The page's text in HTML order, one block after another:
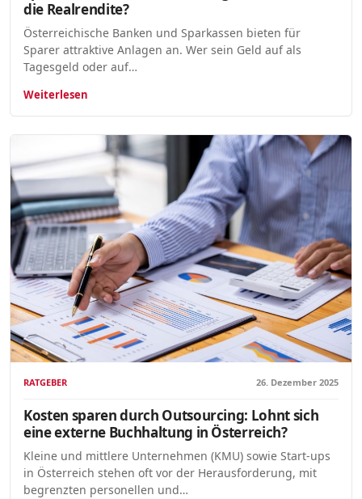
die Realrendite?
Österreichische Banken und Sparkassen bieten für
Sparer attraktive Anlagen an. Wer sein Geld auf als
Tagesgeld oder auf…
Weiterlesen
RATGEBER 26. Dezember 2025
Kosten sparen durch Outsourcing: Lohnt sich
eine externe Buchhaltung in Österreich?
Kleine und mittlere Unternehmen (KMU) sowie Start-ups
in Österreich stehen oft vor der Herausforderung, mit
begrenzten personellen und…